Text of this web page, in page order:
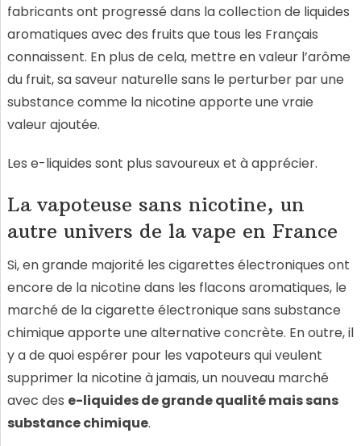
fabricants ont progressé dans la collection de liquides
aromatiques avec des fruits que tous les Français
connaissent. En plus de cela, mettre en valeur l’arôme
du fruit, sa saveur naturelle sans le perturber par une
substance comme la nicotine apporte une vraie
valeur ajoutée.
Les e-liquides sont plus savoureux et à apprécier.
La vapoteuse sans nicotine, un
autre univers de la vape en France
Si, en grande majorité les cigarettes électroniques ont
encore de la nicotine dans les flacons aromatiques, le
marché de la cigarette électronique sans substance
chimique apporte une alternative concrète. En outre, il
y a de quoi espérer pour les vapoteurs qui veulent
supprimer la nicotine à jamais, un nouveau marché
avec des e-liquides de grande qualité mais sans
substance chimique.